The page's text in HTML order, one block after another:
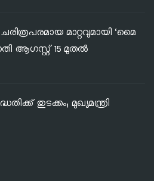
മാറ്റവുമായി ‘മൈ
ആഗസ്റ്റ് 15 മുതൽ
തുടക്കം; മുഖ്യമന്ത്രി